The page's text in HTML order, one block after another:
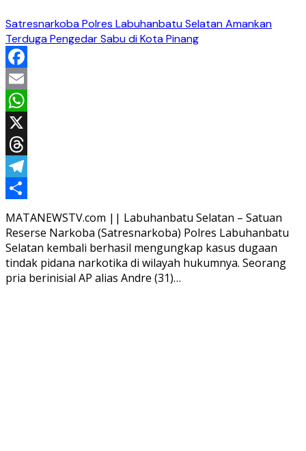
Satresnarkoba Polres Labuhanbatu Selatan Amankan
Terduga Pengedar Sabu di Kota Pinang
Facebook
Email
WhatsApp
X
Threads
Telegram
Share
MATANEWSTV.com || Labuhanbatu Selatan – Satuan
Reserse Narkoba (Satresnarkoba) Polres Labuhanbatu
Selatan kembali berhasil mengungkap kasus dugaan
tindak pidana narkotika di wilayah hukumnya. Seorang
pria berinisial AP alias Andre (31)…